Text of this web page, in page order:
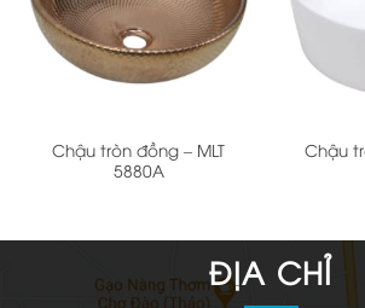
Chậu tròn đồng – MLT
5880A
Chậu
ĐỊA CHỈ